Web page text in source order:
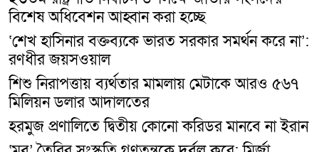
বিশেষ অধিবেশন আহ্বান করা হচ্ছে
‘শেখ হাসিনার বক্তব্যকে ভারত সরকার সমর্থন করে না’:
রণধীর জয়সওয়াল
শিশু নিরাপত্তায় ব্যর্থতার মামলায় মেটাকে আরও ৫৬৭
মিলিয়ন ডলার আদালতের
হরমুজ প্রণালিতে দ্বিতীয় কোনো করিডর মানবে না ইরান